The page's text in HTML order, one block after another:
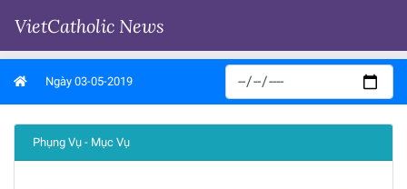
VietCatholic News
Ngày 03-05-2019
Phụng Vụ - Mục Vụ